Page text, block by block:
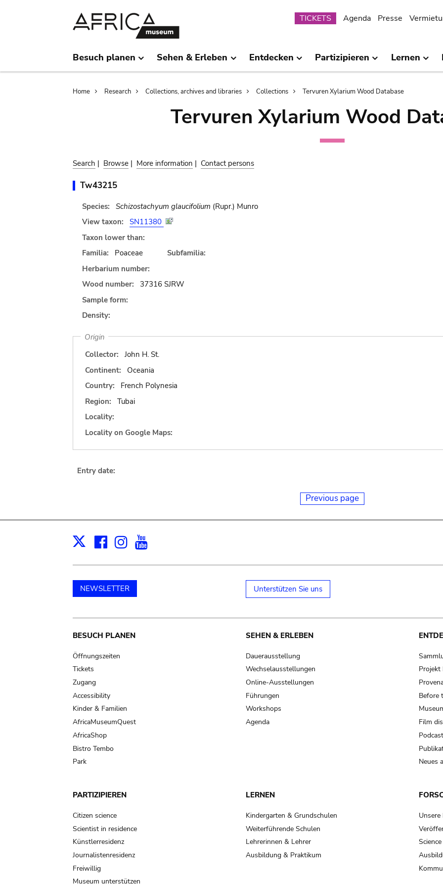
Submenu
TICKETS Agenda Presse
Besuch planen Sehen & Erleben Entdecken Partizipieren Lernen
Breadcrumb
Home Research Collections, archives and libraries Collections Tervuren Xylarium Wood Database
Tervuren Xylarium Wood
Search | Browse | More information | Contact persons
Tw43215
Species: Schizostachyum glaucifolium (Rupr.) Munro
View taxon:
SN11380
Taxon lower than:
Familia:
Poaceae
Subfamilia:
Herbarium number:
Wood number:
37316 SJRW
Sample form:
Density:
Origin
Collector:
John H. St.
Continent:
Oceania
Country:
French Polynesia
Region:
Tubai
Locality:
Locality on Google Maps:
Entry date:
Previous page
X Facebook
Instagram
NEWSLETTER Unterstützen Sie uns
Main
navigation
BESUCH PLANEN
Öffnungszeiten
Tickets
Zugang
Accessibility
Kinder & Familien
AfricaMuseumQuest
AfricaShop
Bistro Tembo
Park
SEHEN & ERLEBEN
Dauerausstellung
Wechselausstellungen
Online-Ausstellungen
Führungen
Workshops
Agenda
Projekt
Before
Film
Neues
PARTIZIPIEREN
Citizen science
Scientist in residence
Künstlerresidenz
Journalistenresidenz
Freiwillig
Museum unterstützen
LERNEN
Kindergarten & Grundschulen
Weiterführende Schulen
Lehrerinnen & Lehrer
Ausbildung & Praktikum